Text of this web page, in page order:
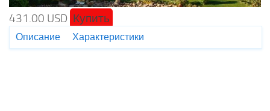
431.00 USD Купить
Описание Характеристики